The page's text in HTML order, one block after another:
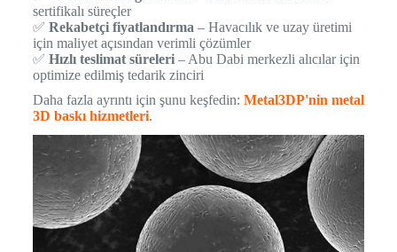
sertifikalı süreçler
✅ Rekabetçi fiyatlandırma– Havacılık ve uzay üretimi
için maliyet açısından verimli çözümler
✅ Hızlı teslimat süreleri– Abu Dabi merkezli alıcılar için
optimize edilmiş tedarik zinciri
Daha fazla ayrıntı için şunu keşfedin: Metal3DP'nin metal
3D baskı hizmetleri.